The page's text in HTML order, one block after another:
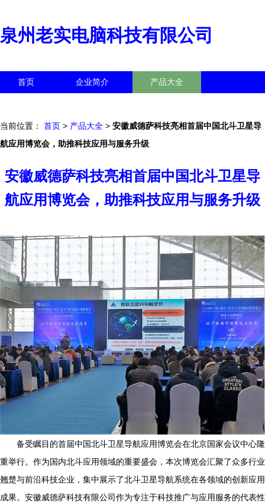
泉州老实电脑科技有限公司
首页 企业简介 产品大全
当前位置： 首页 > 产品大全 > 安徽威德萨科技亮相首届中国北斗卫星导
航应用博览会，助推科技应用与服务升级
安徽威德萨科技亮相首届中国北斗卫星导
航应用博览会，助推科技应用与服务升级
备受瞩目的首届中国北斗卫星导航应用博览会在北京国家会议中心隆
重举行。作为国内北斗应用领域的重要盛会，本次博览会汇聚了众多行业
翘楚与前沿科技企业，集中展示了北斗卫星导航系统在各领域的创新应用
成果。安徽威德萨科技有限公司作为专注于科技推广与应用服务的代表性